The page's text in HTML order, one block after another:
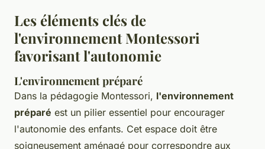
Les éléments clés de
l'environnement Montessori
favorisant l'autonomie
L'environnement préparé
Dans la pédagogie Montessori, l'environnement
préparé est un pilier essentiel pour encourager
l'autonomie des enfants. Cet espace doit être
soigneusement aménagé pour correspondre aux